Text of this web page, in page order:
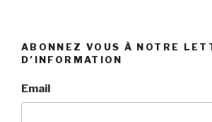
ABONNEZ VOUS À NOTRE
D’INFORMATION
Email